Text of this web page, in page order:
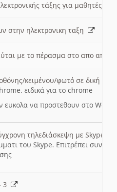
τάξης για μαθητές
στην ηλεκτρονικη ταξη
με το πέρασμα στο απο
κειμένου/φωτό σε δική
ειδικά για το chrome
ευκολα να προστεθουν στο Word
τηλεδιάσκεψη με Skype
του Skype. Επιτρέπει
3